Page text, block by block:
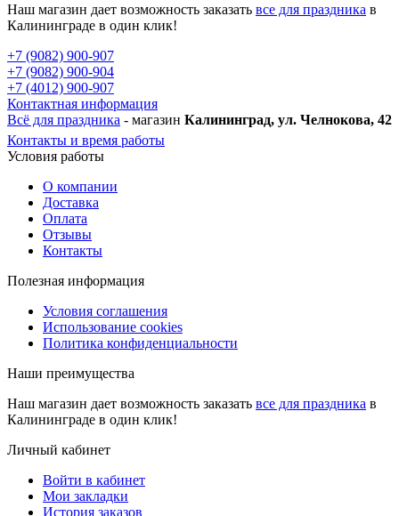
Наш магазин дает возможность заказать все для праздника в
Калининграде в один клик!
+7 (9082) 900-907
+7 (9082) 900-904
+7 (4012) 900-907
Контактная информация
Всё для праздника - магазин Калининград, ул. Челнокова, 42
Контакты и время работы
Условия работы
О компании
Доставка
Оплата
Отзывы
Контакты
Полезная информация
Условия соглашения
Использование cookies
Политика конфиденциальности
Наши преимущества
Наш магазин дает возможность заказать все для праздника в
Калининграде в один клик!
Личный кабинет
Войти в кабинет
Мои закладки
История заказов